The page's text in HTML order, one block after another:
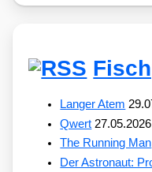
Langer Atem
Qwert 27.05.2026
The Running Man
Der Astronaut: